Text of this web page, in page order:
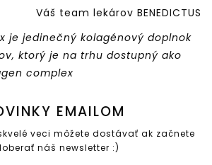
Váš team lekárov BENEDICTUS
je jedinečný kolagénový doplnok
ktorý je na trhu dostupný ako
complex
EMAILOM
veci môžete dostávať ak začnete
náš newsletter :)